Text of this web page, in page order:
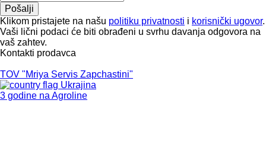
Klikom pristajete na našu politiku privatnosti i korisnički ugovor.
Vaši lični podaci će biti obrađeni u svrhu davanja odgovora na
vaš zahtev.
Kontakti prodavca
TOV "Mriya Servis Zapchastini"
Ukrajina
3 godine na Agroline